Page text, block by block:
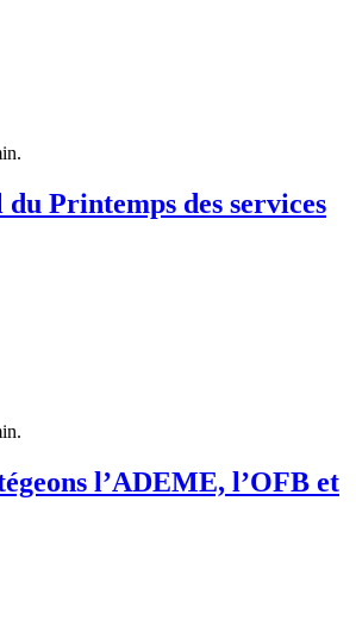
du Printemps des services
l’ADEME, l’OFB et